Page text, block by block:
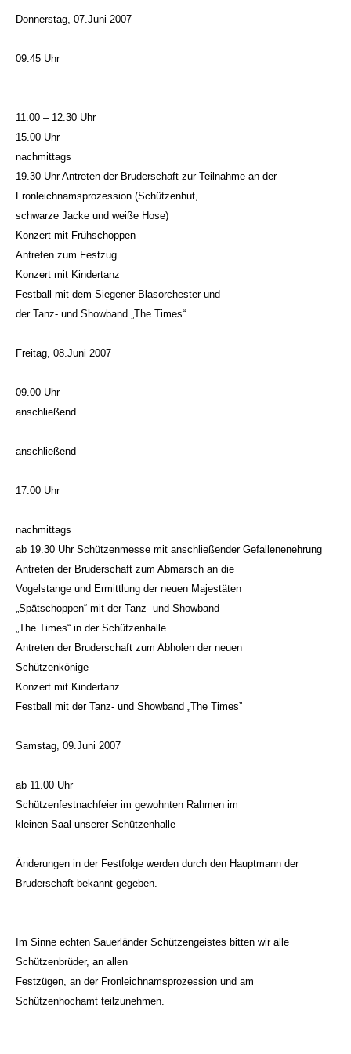
Donnerstag, 07.Juni 2007
09.45 Uhr
11.00 – 12.30 Uhr
15.00 Uhr
nachmittags
19.30 Uhr Antreten der Bruderschaft zur Teilnahme an der
Fronleichnamsprozession (Schützenhut,
schwarze Jacke und weiße Hose)
Konzert mit Frühschoppen
Antreten zum Festzug
Konzert mit Kindertanz
Festball mit dem Siegener Blasorchester und
der Tanz- und Showband „The Times“
Freitag, 08.Juni 2007
09.00 Uhr
anschließend
anschließend
17.00 Uhr
nachmittags
ab 19.30 Uhr Schützenmesse mit anschließender Gefallenenehrung
Antreten der Bruderschaft zum Abmarsch an die
Vogelstange und Ermittlung der neuen Majestäten
„Spätschoppen“ mit der Tanz- und Showband
„The Times“ in der Schützenhalle
Antreten der Bruderschaft zum Abholen der neuen
Schützenkönige
Konzert mit Kindertanz
Festball mit der Tanz- und Showband „The Times”
Samstag, 09.Juni 2007
ab 11.00 Uhr
Schützenfestnachfeier im gewohnten Rahmen im
kleinen Saal unserer Schützenhalle
Änderungen in der Festfolge werden durch den Hauptmann der
Bruderschaft bekannt gegeben.
Im Sinne echten Sauerländer Schützengeistes bitten wir alle
Schützenbrüder, an allen
Festzügen, an der Fronleichnamsprozession und am
Schützenhochamt teilzunehmen.